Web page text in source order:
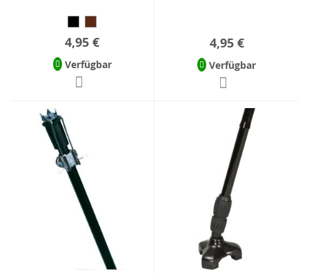
4,95 €
Verfügbar
4,95 €
Verfügbar